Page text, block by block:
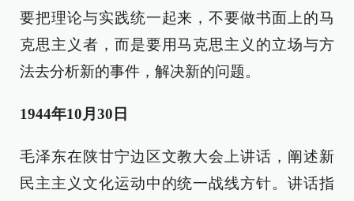
要把理论与实践统一起来，不要做书面上的马
克思主义者，而是要用马克思主义的立场与方
法去分析新的事件，解决新的问题。
1944年10月30日
毛泽东在陕甘宁边区文教大会上讲话，阐述新
民主主义文化运动中的统一战线方针。讲话指